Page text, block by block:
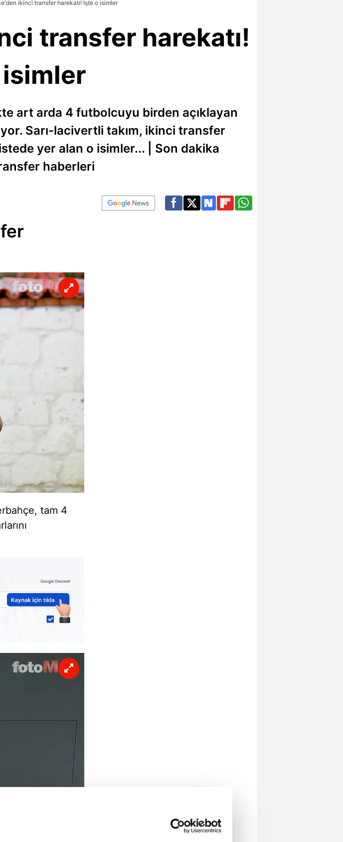
ikinci transfer harekatı! İşte o isimler
transfer harekatı!
art arda 4 futbolcuyu birden açıklayan
Sarı-lacivertli takım, ikinci transfer
yer alan o isimler... | Son dakika
haberleri
tam 4